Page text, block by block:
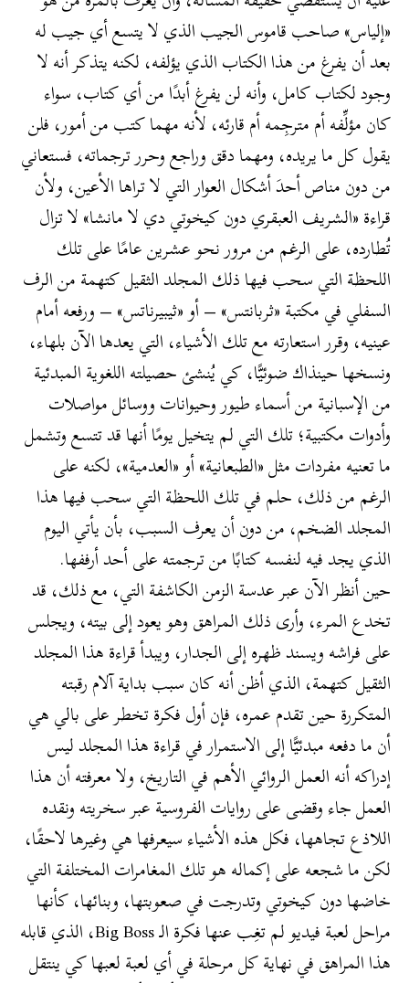
«إلياس» صاحب قاموس الجيب الذي لا يتسع أي جيب له
بعد أن يفرغ من هذا الكتاب الذي يؤلفه، لكنه يتذكر أنه لا
وجود لكتاب كامل، وأنه لن يفرغ أبدًا من أي كتاب، سواء
كان مؤلِّفه أم مترجِمه أم قارئه، لأنه مهما كتب من أمور، فلن
يقول كل ما يريده، ومهما دقق وراجع وحرر ترجماته، فستعاني
من دون مناص أحدَ أشكال العوار التي لا تراها الأعين، ولأن
قراءة «الشريف العبقري دون كيخوتي دي لا مانشا» لا تزال
تُطارده، على الرغم من مرور نحو عشرين عامًا على تلك
اللحظة التي سحب فيها ذلك المجلد الثقيل كتهمة من الرف
السفلي في مكتبة «ثربانتس» – أو «ثيبيرناتس» – ورفعه أمام
عينيه، وقرر استعارته مع تلك الأشياء، التي يعدها الآن بلهاء،
ونسخها حينذاك ضوئيًّا، كي يُنشئ حصيلته اللغوية المبدئية
من الإسبانية من أسماء طيور وحيوانات ووسائل مواصلات
وأدوات مكتبية؛ تلك التي لم يتخيل يومًا أنها قد تتسع وتشمل
ما تعنيه مفردات مثل «الطبعانية» أو «العدمية»، لكنه على
الرغم من ذلك، حلم في تلك اللحظة التي سحب فيها هذا
المجلد الضخم، من دون أن يعرف السبب، بأن يأتي اليوم
الذي يجد فيه لنفسه كتابًا من ترجمته على أحد أرففها.
حين أنظر الآن عبر عدسة الزمن الكاشفة التي، مع ذلك، قد
تخدع المرء، وأرى ذلك المراهق وهو يعود إلى بيته، ويجلس
على فراشه ويسند ظهره إلى الجدار، ويبدأ قراءة هذا المجلد
الثقيل كتهمة، الذي أظن أنه كان سبب بداية آلام رقبته
المتكررة حين تقدم عمره، فإن أول فكرة تخطر على بالي هي
أن ما دفعه مبدئيًّا إلى الاستمرار في قراءة هذا المجلد ليس
إدراكه أنه العمل الروائي الأهم في التاريخ، ولا معرفته أن هذا
العمل جاء وقضى على روايات الفروسية عبر سخريته ونقده
اللاذع تجاهها، فكل هذه الأشياء سيعرفها هي وغيرها لاحقًا،
لكن ما شجعه على إكماله هو تلك المغامرات المختلفة التي
خاضها دون كيخوتي وتدرجت في صعوبتها، وبنائها، كأنها
مراحل لعبة فيديو لم تغِب عنها فكرة الـ Big Boss، الذي قابله
هذا المراهق في نهاية كل مرحلة في أي لعبة لعبها كي ينتقل